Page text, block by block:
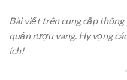
Bài viết trên cung cấp
quản rượu vang. Hy vọng
ích!